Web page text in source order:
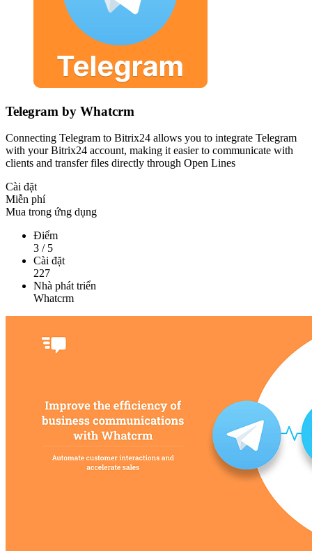
Telegram by Whatcrm
Connecting Telegram to Bitrix24 allows you to integrate Telegram
with your Bitrix24 account, making it easier to communicate with
clients and transfer files directly through Open Lines
Cài đặt
Miễn phí
Mua trong ứng dụng
Điểm
3 / 5
Cài đặt
227
Nhà phát triển
Whatcrm